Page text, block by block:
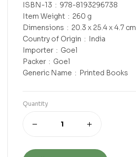
ISBN-13 ‏ : ‎ 978-8193296738
Item Weight ‏ : ‎ 260 g
Dimensions ‏ : ‎ 20.3 x 25.4 x 4.7 cm
Country of Origin ‏ : ‎ India
Importer ‏ : ‎ Goel
Packer ‏ : ‎ Goel
Generic Name ‏ : ‎ Printed Books
Quantity